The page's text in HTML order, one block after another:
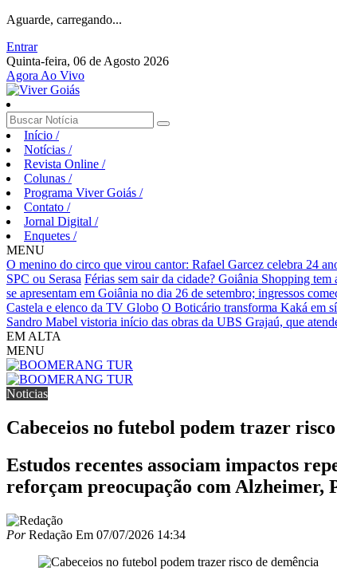
Aguarde, carregando...
Entrar
Quinta-feira, 06 de Agosto 2026
Agora Ao Vivo
Início /
Notícias /
Revista Online /
Colunas /
Programa Viver Goiás /
Contato /
Jornal Digital /
Enquetes /
MENU
O menino do circo que virou cantor: Rafael Garcez celebra 24
SPC ou Serasa Férias sem sair da cidade? Goiânia Shopping tem
se apresentam em Goiânia no dia 26 de setembro; ingressos
Castela e elenco da TV Globo O Boticário transforma Kaká em
Sandro Mabel vistoria início das obras da UBS Grajaú, que
EM ALTA
MENU
Noticias
Cabeceios no futebol podem trazer
Estudos recentes associam impactos
reforçam preocupação com Alzheimer,
PorRedação Em 07/07/2026 14:34